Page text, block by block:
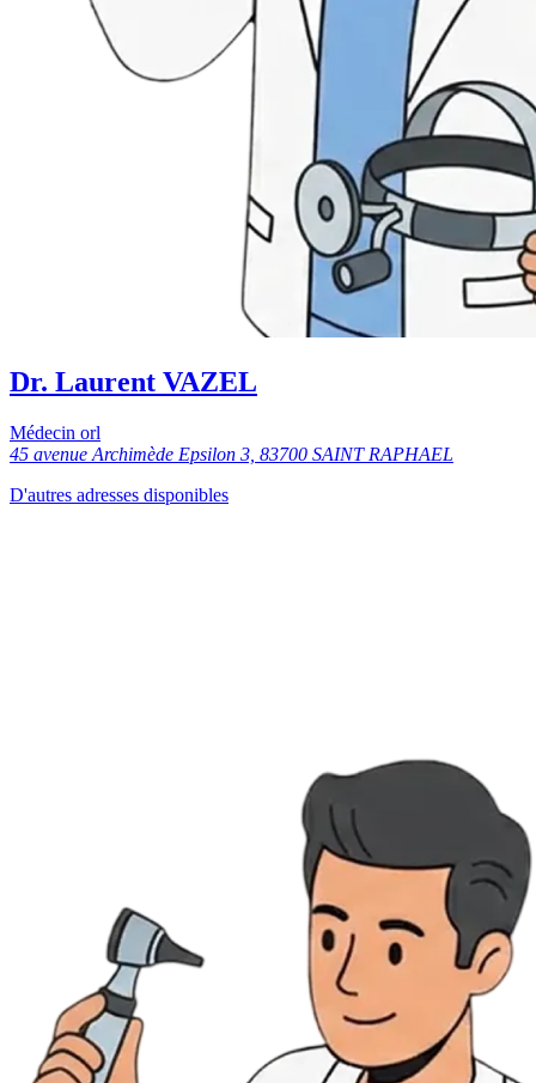
Dr. Laurent VAZEL
Médecin orl
45 avenue Archimède Epsilon 3, 83700 SAINT RAPHAEL
D'autres adresses disponibles